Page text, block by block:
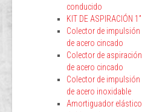
conducido
KIT DE ASPIRACIÓN 1”
Colector de impulsión
de acero cincado
Colector de aspiración
de acero cincado
Colector de impulsión
de acero inoxidable
Amortiguador elástico